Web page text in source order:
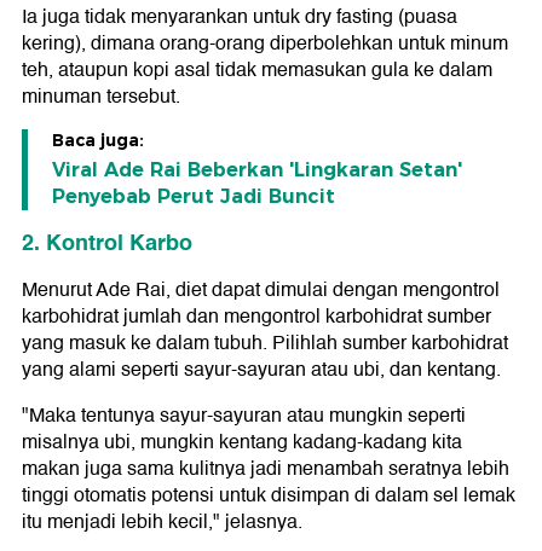
Ia juga tidak menyarankan untuk dry fasting (puasa
kering), dimana orang-orang diperbolehkan untuk minum
teh, ataupun kopi asal tidak memasukan gula ke dalam
minuman tersebut.
Baca juga:
Viral Ade Rai Beberkan 'Lingkaran Setan'
Penyebab Perut Jadi Buncit
2. Kontrol Karbo
Menurut Ade Rai, diet dapat dimulai dengan mengontrol
karbohidrat jumlah dan mengontrol karbohidrat sumber
yang masuk ke dalam tubuh. Pilihlah sumber karbohidrat
yang alami seperti sayur-sayuran atau ubi, dan kentang.
"Maka tentunya sayur-sayuran atau mungkin seperti
misalnya ubi, mungkin kentang kadang-kadang kita
makan juga sama kulitnya jadi menambah seratnya lebih
tinggi otomatis potensi untuk disimpan di dalam sel lemak
itu menjadi lebih kecil," jelasnya.